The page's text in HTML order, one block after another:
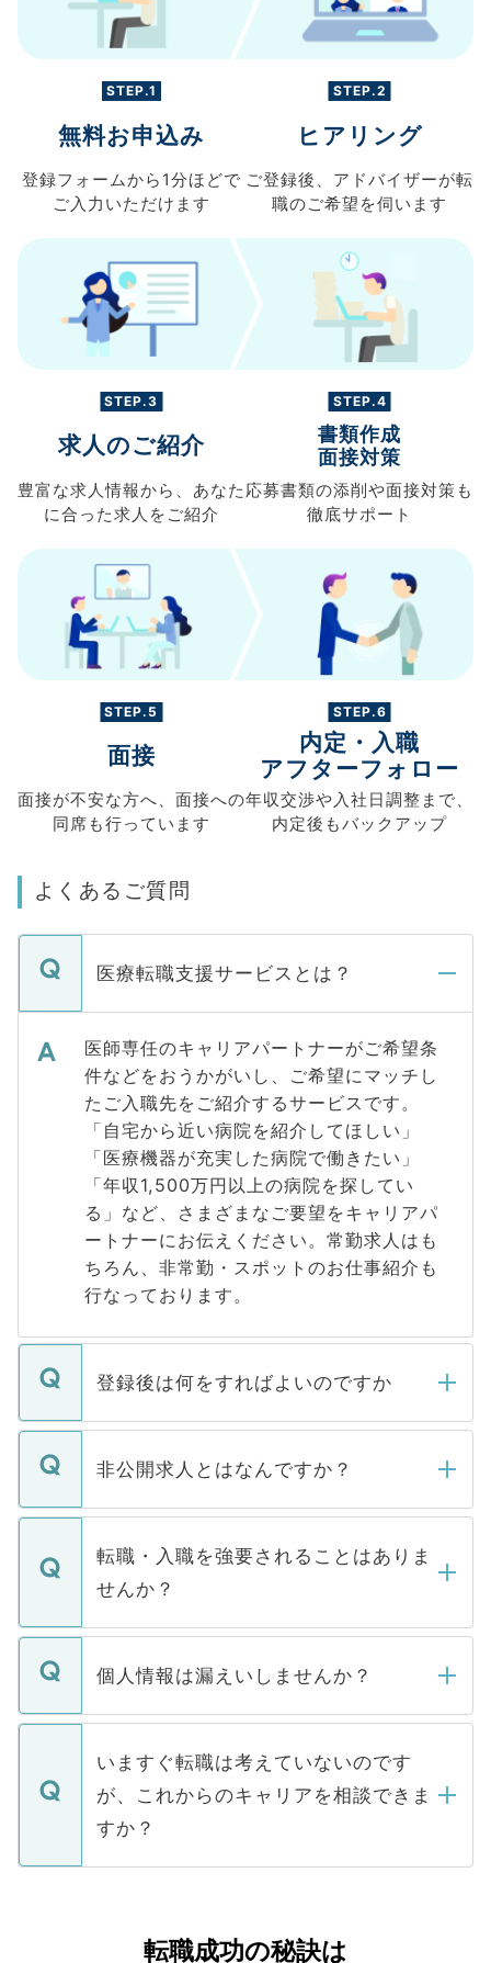
STEP.1
無料お申込み
登録フォームから 1分ほどで
ご入力 いただけます
STEP.2
ヒアリング
ご登録後、 アドバイザーが転
職のご希望を伺います
STEP.3
求人のご紹介
豊富な求人情報から、 あなた
に合った求人を ご紹介
STEP.4
書類作成
面接対策
応募書類の添削や面接対策も
徹底サポート
STEP.5
面接
面接が不安な方へ、 面接への
同席も行っています
STEP.6
内定・入職
アフターフォロー
年収交渉や入社日調整まで、
内定後もバックアップ
よくあるご質問
医療転職支援サービスとは？
医師専任のキャリアパートナーがご希望条
件などをおうかがいし、ご希望にマッチし
たご入職先をご紹介するサービスです。
「自宅から近い病院を紹介してほしい」
「医療機器が充実した病院で働きたい」
「年収1,500万円以上の病院を探してい
る」など、さまざまなご要望をキャリアパ
ートナーにお伝えください。常勤求人はも
ちろん、非常勤・スポットのお仕事紹介も
行なっております。
登録後は何をすればよいのですか
ご登録いただきましたら、弊社担当者がご
登録内容を確認し、その後メールもしくは
ます。通常、5営業日以内にはご連絡をせて
いただきますので、しばらくお待ちくださ
非公開求人とはなんですか？
マイナビDOCTORで取り扱っている求人の
うち約3割は、Webサイトからご覧いただ
けない「非公開求人」です。非公開求人は
下記の理由によって、一般には公開してい
ません。
■応募殺到を避けるため 人気のある医療機
関を公にしてしまうと、応募が殺到する場
に、医療機関が求める条件に合った人材の
みを人材紹介会社に依頼するケースが増え
ています。
転職・入職を強要されることはありま
せんか？
転職・入職を強要することは一切ありませ
ん。また、仮に応募先から内定をいただい
定を承諾する必要はありません。内定先へ
の辞退の連絡はキャリアパートナーが行い
個人情報は漏えいしませんか？
個人情報が漏えいすることはありませんの
で、ご安心ください。当サイトからの登録
などで収集したご登録者様の個人情報は、
ご本人のキャリアアップおよび転職活動の
支援を目的に使用いたします。お預かりし
ているすべての個人データはご本人の許可
は、個人情報の取り扱いについての厳密な
いますぐ転職は考えていないのです
が、これからのキャリアを相談できま
すか？
かがいして、現在の医療機関の状況や紹介
転職成功の秘訣は